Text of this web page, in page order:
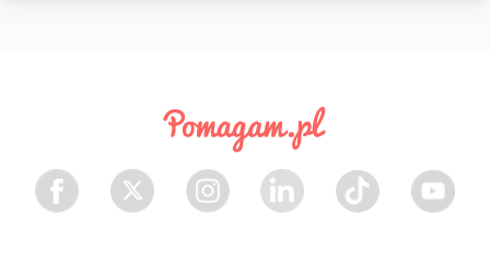
Facebook Twitter Instagram LinkedIn TikTok Youtube